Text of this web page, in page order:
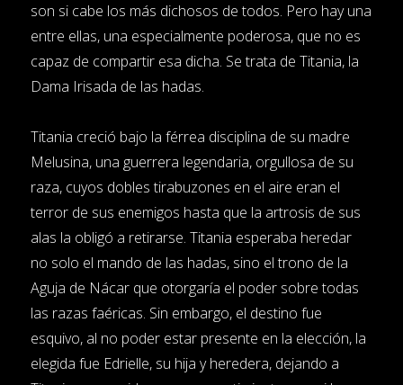
son si cabe los más dichosos de todos. Pero hay una
entre ellas, una especialmente poderosa, que no es
capaz de compartir esa dicha. Se trata de Titania, la
Dama Irisada de las hadas.
Titania creció bajo la férrea disciplina de su madre
Melusina, una guerrera legendaria, orgullosa de su
raza, cuyos dobles tirabuzones en el aire eran el
terror de sus enemigos hasta que la artrosis de sus
alas la obligó a retirarse. Titania esperaba heredar
no solo el mando de las hadas, sino el trono de la
Aguja de Nácar que otorgaría el poder sobre todas
las razas faéricas. Sin embargo, el destino fue
esquivo, al no poder estar presente en la elección, la
elegida fue Edrielle, su hija y heredera, dejando a